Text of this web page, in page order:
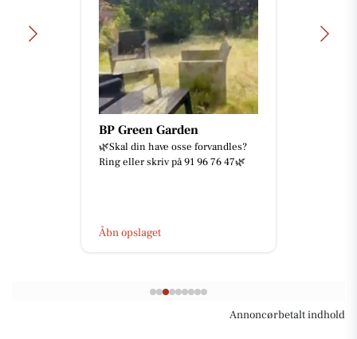
BP Green Garden
🌿Skal din have osse forvandles?
Ring eller skriv på 91 96 76 47🌿
Åbn opslaget
Annoncørbetalt indhold